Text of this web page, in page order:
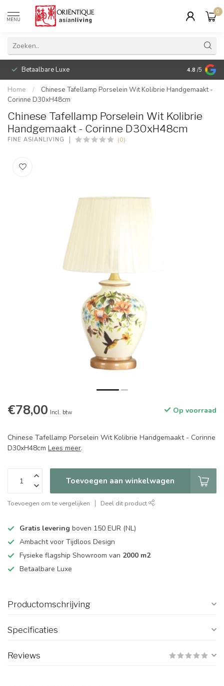
MENU
0
Betaalbare Luxe 4.8 /5
Home /
Chinese Tafellamp Porselein Wit Kolibrie Handgemaakt -
Corinne D30xH48cm
Chinese Tafellamp Porselein Wit Kolibrie
Handgemaakt - Corinne D30xH48cm
FINE ASIANLIVING (0)
€78,00 Incl. btw Op voorraad
Chinese Tafellamp Porselein Wit Kolibrie Handgemaakt - Corinne
D30xH48cm Lees meer.
Toevoegen aan winkelwagen
Toevoegen om te vergelijken Deel dit product
Gratis levering boven 150 EUR (NL)
Ambacht voor Tijdloos Design
Fysieke flagship Showroom van 2000 m2
Betaalbare Luxe
Productomschrijving
Specificaties
Reviews